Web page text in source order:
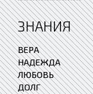
ЗНАНИЯ
ВЕРА
НАДЕЖДА
ЛЮБОВЬ
ДОЛГ